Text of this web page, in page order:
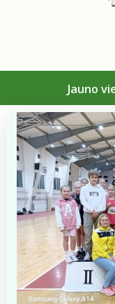
Jauno